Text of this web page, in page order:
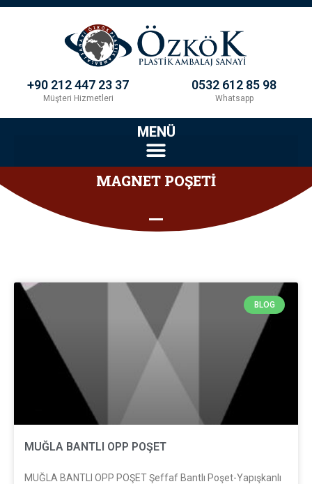
+90 212 447 23 37
Müşteri Hizmetleri
0532 612 85 98
Whatsapp
MENÜ
MAGNET POŞETİ
BLOG
MUĞLA BANTLI OPP POŞET
MUĞLA BANTLI OPP POŞET Şeffaf Bantlı Poşet-Yapışkanlı